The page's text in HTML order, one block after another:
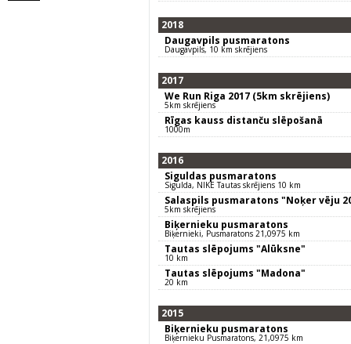
2018
Daugavpils pusmaratons
Daugavpils, 10 km skrējiens
2017
We Run Riga 2017 (5km skrējiens)
5km skrējiens
Rīgas kauss distanču slēpošanā
1000m
2016
Siguldas pusmaratons
Sigulda, NIKE Tautas skrējiens 10 km
Salaspils pusmaratons "Noķer vēju
5km skrējiens
Biķernieku pusmaratons
Biķernieki, Pusmaratons 21,0975 km
Tautas slēpojums "Alūksne"
10 km
Tautas slēpojums "Madona"
20 km
2015
Biķernieku pusmaratons
Biķernieku Pusmaratons, 21,0975 km